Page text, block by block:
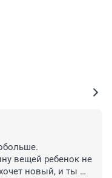
вещей ребенок не
новый, и ты